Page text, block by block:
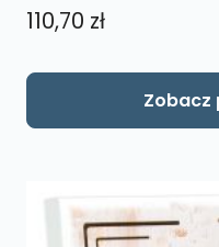
110,70 zł
Zobacz